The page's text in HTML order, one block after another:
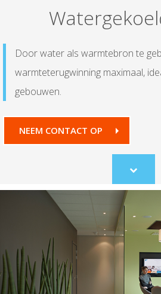
Door water als warmtebron te
warmteterugwinning maximaal,
gebouwen.
NEEM CONTACT OP
Scroll
to